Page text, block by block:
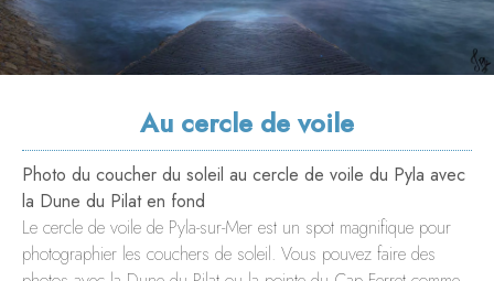
BANC D'ARGUIN
CAP FERRET
PYLA
LE WHARF
BORDEAUX
Au cercle de voile
Photo du coucher du soleil au cercle de voile du Pyla avec
la Dune du Pilat en fond
Le cercle de voile de Pyla-sur-Mer est un spot magnifique pour
photographier les couchers de soleil. Vous pouvez faire des